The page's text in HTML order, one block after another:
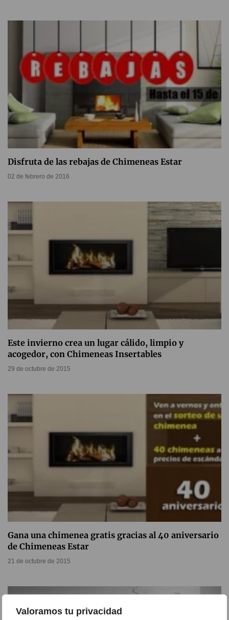
Valoramos tu privacidad
Disfruta de las rebajas de Chimeneas Estar
02 de febrero de 2016
Este invierno crea un lugar cálido, limpio y
acogedor, con Chimeneas Insertables
29 de octubre de 2015
Gana una chimenea gratis gracias al 40 aniversario
de Chimeneas Estar
21 de octubre de 2015